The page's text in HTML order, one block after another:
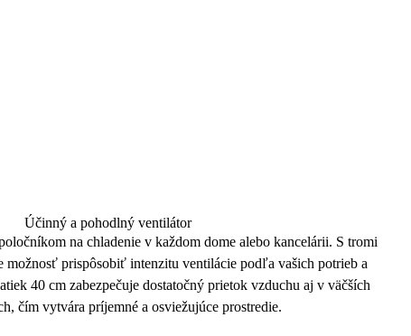
Účinný a pohodlný ventilátor
na chladenie v každom dome alebo kancelárii. S tromi
možnosť prispôsobiťintenzitu ventiláciepodľa vašich potrieb a
40 cm zabezpečuje dostatočný prietok vzduchu aj v väčších
čím vytvára príjemné a osviežujúce prostredie.